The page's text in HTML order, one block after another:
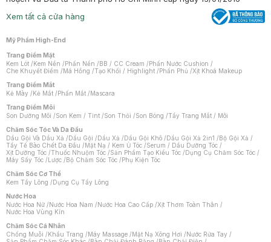
Xem tất cả cửa hàng
Mỹ Phẩm High-End
Trang Điểm Mặt
Kem Lót /Kem Nền /Phấn Nền /BB / CC Cream /Phấn Nước Cushion /
Che Khuyết Điểm /Má Hồng /Tạo Khối / Highlight /Phấn Phủ /Xịt Khoá Makeup
Trang Điểm Mắt
Kẻ Mày /Kẻ Mắt /Phấn Mắt /Mascara
Trang Điểm Môi
Son Dưỡng Môi /Son Kem / Tint /Son Thỏi /Son Bóng /Tẩy Trang Mắt / Môi
Chăm Sóc Tóc Và Da Đầu
Dầu Gội Và Dầu Xả /Dầu Gội /Dầu Xả /Dầu Gội Khô /Dầu Gội Xả 2in1 /Bộ Gội Xả /
Tẩy Tế Bào Chết Da Đầu /Mặt Nạ / Kem Ủ Tóc /Serum / Dầu Dưỡng Tóc /
Xịt Dưỡng Tóc /Thuốc Nhuộm Tóc /Sản Phẩm Tạo Kiểu Tóc /Dụng Cụ Chăm Sóc Tóc /
Máy Sấy Tóc /Lược /Bộ Chăm Sóc Tóc /Phụ Kiện Tóc
Chăm Sóc Cơ Thể
Kem Tẩy Lông /Dụng Cụ Tẩy Lông
Nước Hoa
Nước Hoa Nữ /Nước Hoa Nam /Nước Hoa Cao Cấp /Xịt Thơm Toàn Thân /
Nước Hoa Vùng Kín
Chăm Sóc Cá Nhân
Chống Muỗi /Khẩu Trang /Máy Massage /Mặt Nạ Xông Hơi /Nước Rửa Tay /